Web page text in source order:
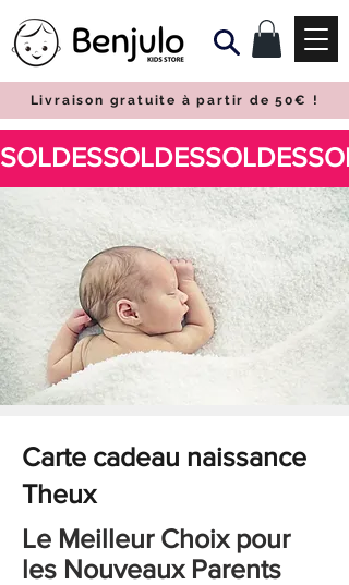
Livraison gratuite à partir de 50€ !
Carte cadeau naissance
Theux
Le Meilleur Choix pour
les Nouveaux Parents